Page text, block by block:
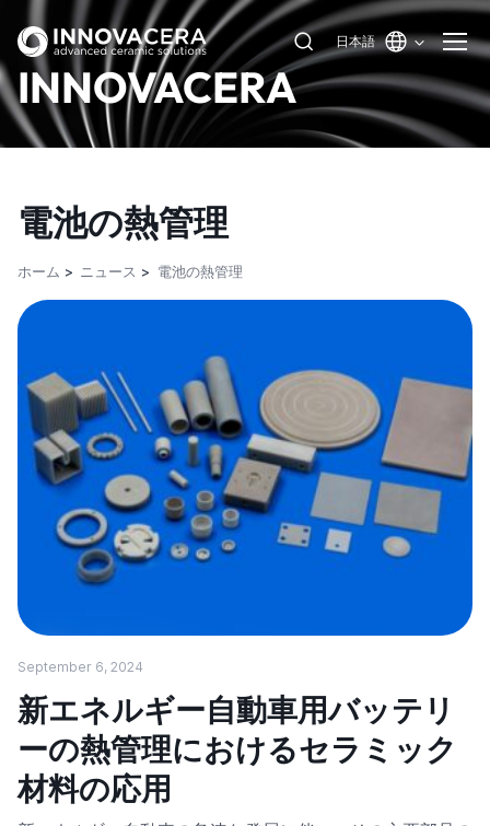
日本語
INNOVACERA
電池の熱管理
ホーム ニュース 電池の熱管理
September 6, 2024
新エネルギー自動車用バッテリ
ーの熱管理におけるセラミック
材料の応用